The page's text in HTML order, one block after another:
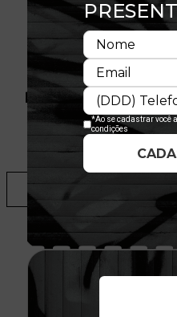
PRODUTO SEM
SITE, CONSULTE A
ADICIONAR A